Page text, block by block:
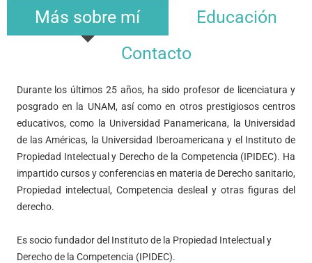
Más sobre mí
Educación
Contacto
Durante los últimos 25 años, ha sido profesor de licenciatura y
posgrado en la UNAM, así como en otros prestigiosos centros
educativos, como la Universidad Panamericana, la Universidad
de las Américas, la Universidad Iberoamericana y el Instituto de
Propiedad Intelectual y Derecho de la Competencia (IPIDEC). Ha
impartido cursos y conferencias en materia de Derecho sanitario,
Propiedad intelectual, Competencia desleal y otras figuras del
derecho.
Es socio fundador del Instituto de la Propiedad Intelectual y
Derecho de la Competencia (IPIDEC).